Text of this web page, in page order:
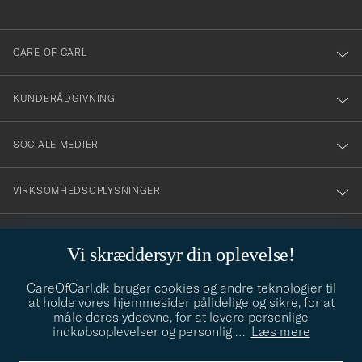
Vi skræddersyr din oplevelse!
CareOfCarl.dk bruger cookies og andre teknologier til
at holde vores hjemmesider pålidelige og sikre, for at
måle deres ydeevne, for at levere personlige
indkøbsoplevelser og personlig … Læs mere
dig
till
vårt
nyhetsbrev!
CARE OF CARL
KUNDERÅDGIVNING
SOCIALE MEDIER
VIRKSOMHEDSOPLYSNINGER
info@careofcarl.dk
Behøver du hjælp til at finde din stil? Lad os hjælpe dig, vi hjælper
gerne til!
STILRÅD